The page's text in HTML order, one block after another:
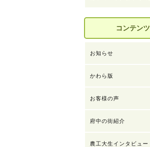
コンテンツ
お知らせ
かわら版
お客様の声
府中の街紹介
農工大生インタビュー